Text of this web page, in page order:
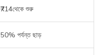
₹714থেকে শুরু
50% পর্যন্ত ছাড়